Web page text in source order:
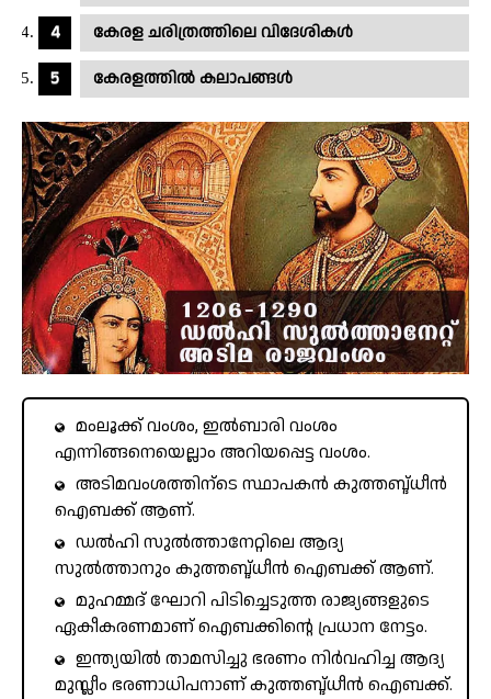
കേരള ചരിത്രത്തിലെ വിദേശികൾ
കേരളത്തിൽ കലാപങ്ങൾ
മംലൂക്ക് വംശം, ഇൽബാരി വംശം
എന്നിങ്ങനെയെല്ലാം അറിയപ്പെട്ട വംശം.
അടിമവംശത്തിന്ടെ സ്ഥാപകൻ കുത്തബ്ദ്ധീൻ
ഐബക്ക് ആണ്.
ഡൽഹി സുൽത്താനേറ്റിലെ ആദ്യ
സുൽത്താനും കുത്തബ്ദ്ധീൻ ഐബക്ക് ആണ്.
മുഹമ്മദ് ഘോറി പിടിച്ചെടുത്ത രാജ്യങ്ങളുടെ
ഏകീകരണമാണ് ഐബക്കിന്റെ പ്രധാന നേട്ടം.
ഇന്ത്യയിൽ താമസിച്ചു ഭരണം നിർവഹിച്ച ആദ്യ
മുസ്ലീം ഭരണാധിപനാണ്‌ കുത്തബ്ദ്ധീൻ ഐബക്ക്.